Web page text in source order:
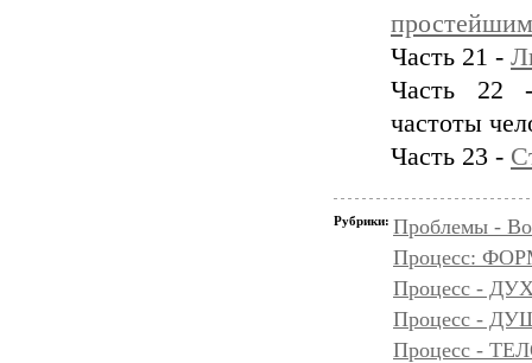
Часть 21 -
Часть 22 -
частоты
Часть 23 -
Рубрики: Проблемы -
Процесс:
Процесс -
Процесс -
Процесс -